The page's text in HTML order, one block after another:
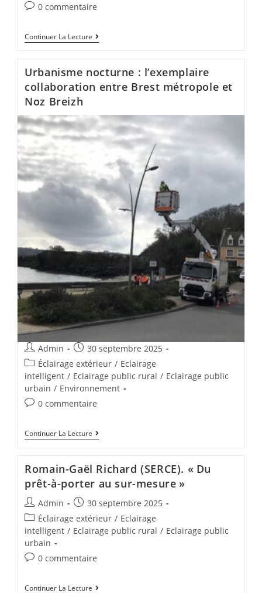
0 commentaire
Continuer La Lecture
Urbanisme nocturne : l’exemplaire
collaboration entre Brest métropole et
Noz Breizh
Admin
30 septembre 2025
Éclairage extérieur / Eclairage
intelligent / Eclairage public rural / Eclairage public
urbain / Environnement
0 commentaire
Continuer La Lecture
Romain-Gaël Richard (SERCE). « Du
prêt-à-porter au sur-mesure »
Admin
30 septembre 2025
Éclairage extérieur / Eclairage
intelligent / Eclairage public rural / Eclairage public
urbain
0 commentaire
Continuer La Lecture